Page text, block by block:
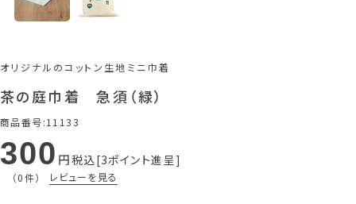
オリジナルのコットン生地ミニ巾着
茶の庭巾着 急須（緑）
商品番号 11133
300 税込 3ポイント進呈
（0件） レビューを見る